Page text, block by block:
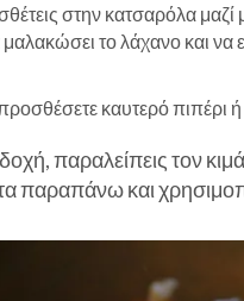
στην κατσαρόλα
το λάχανο και να
καυτερό πιπέρι
παραλείπεις τον
παραπάνω και